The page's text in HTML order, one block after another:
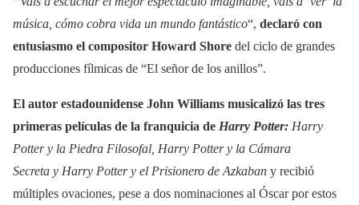
música, cómo cobra vida un mundo fantástico“, declaró con
entusiasmo el compositor Howard Shore del ciclo de grandes
producciones fílmicas de “El señor de los anillos”.
El autor estadounidense John Williams musicalizó las tres
primeras películas de la franquicia de Harry Potter: Harry
Potter y la Piedra Filosofal, Harry Potter y la Cámara
Secreta y Harry Potter y el Prisionero de Azkaban y recibió
múltiples ovaciones, pese a dos nominaciones al Óscar por estos